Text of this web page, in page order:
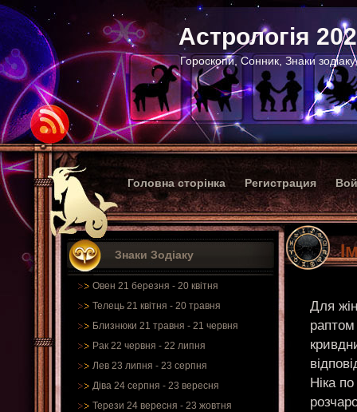
Астрологія
Гороскопи, Сонник, Знаки
Головна сторінка Регистрация
Знаки Зодіаку
Овен 21 березня - 20 квітня
Телець 21 квітня - 20 травня
Близнюки 21 травня - 21 червня
Рак 22 червня - 22 липня
Лев 23 липня - 23 серпня
Діва 24 серпня - 23 вересня
Терези 24 вересня - 23 жовтня
Для
Ніка